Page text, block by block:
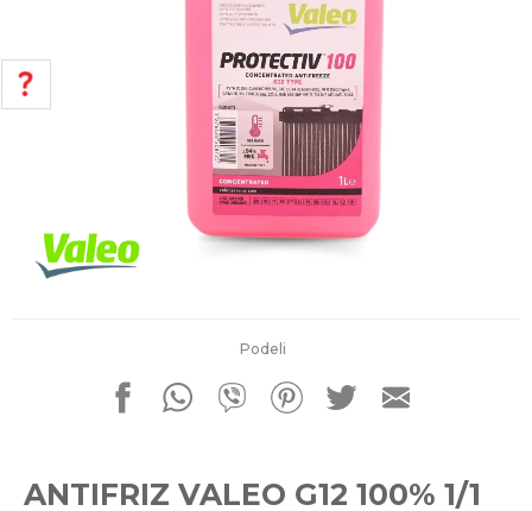
Podeli
ANTIFRIZ VALEO G12 100% 1/1
POMOĆ PRI KUPOVINI
Za više informacija, pomoć i
porudžbine
011 4427900
Pišite nam
office@kitcommerce.rs